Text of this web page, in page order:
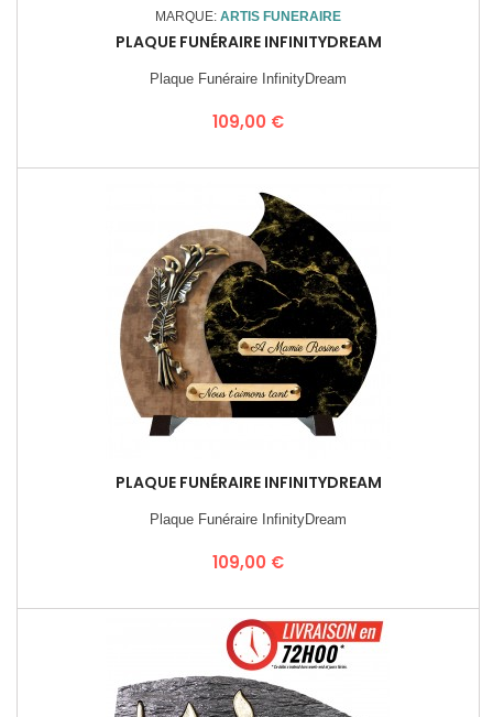
MARQUE: ARTIS FUNERAIRE
PLAQUE FUNÉRAIRE INFINITYDREAM
Plaque Funéraire InfinityDream
Prix
109,00 €
PLAQUE FUNÉRAIRE INFINITYDREAM
Plaque Funéraire InfinityDream
Prix
109,00 €